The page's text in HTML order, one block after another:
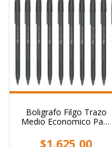
Boligrafo Filgo Trazo
Medio Economico Pack
$1.625,00